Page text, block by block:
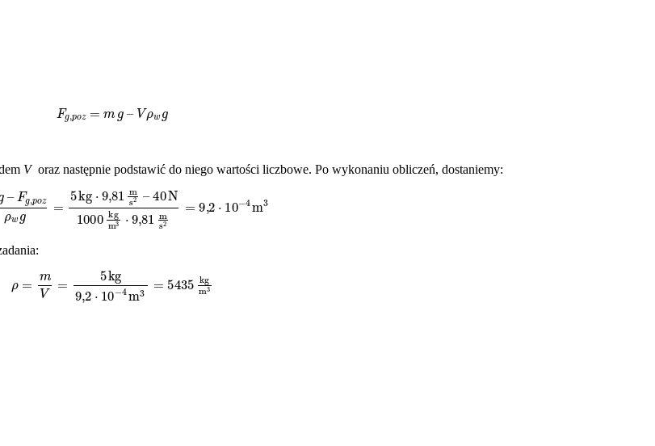
F =m g Vρw g
Voraz następnie podstawić do niego wartości liczbowe. Po wykonaniu obliczeń, dostaniemy:
w =5 ms2 40N 1000kgm
V= 10−4